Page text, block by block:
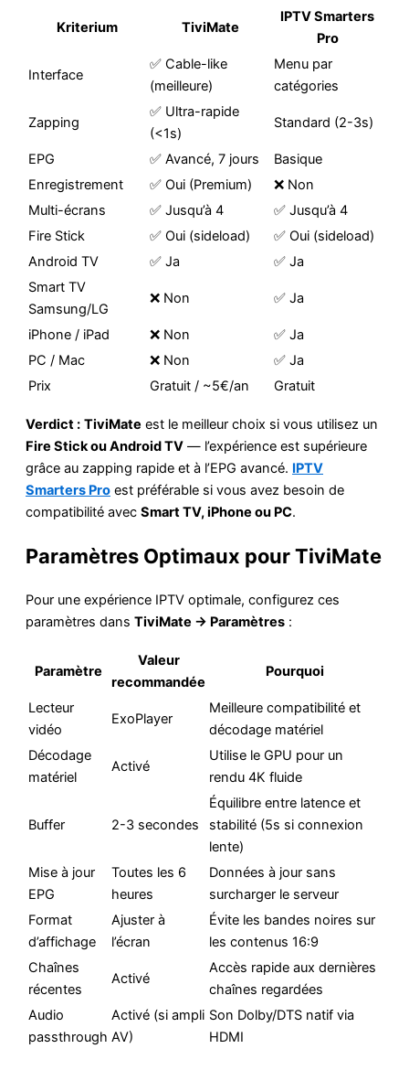
Kriterium TiviMate
IPTV Smarters
Pro
Interface
✅ Cable-like
(meilleure)
Menu par
catégories
Zapping
✅ Ultra-rapide
(<1s)
Standard (2-3s)
EPG ✅ Avancé, 7 jours
Basique
Enregistrement
✅ Oui (Premium)
❌ Non
Multi-écrans
✅ Jusqu’à 4
✅ Jusqu’à 4
Fire Stick
✅ Oui (sideload)
✅ Oui (sideload)
Android TV
✅ Ja
✅ Ja
Smart TV
Samsung/LG
❌ Non ✅ Ja
iPhone / iPad ❌ Non
✅ Ja
PC / Mac
❌ Non
✅ Ja
Prix
Gratuit / ~5€/an Gratuit
Verdict : TiviMate est le meilleur choix si vous utilisez un
Fire Stick ou Android TV — l’expérience est supérieure
grâce au zapping rapide et à l’EPG avancé. IPTV
Smarters Pro est préférable si vous avez besoin de
compatibilité avec Smart TV, iPhone ou PC.
Paramètres Optimaux pour TiviMate
Pour une expérience IPTV optimale, configurez ces
paramètres dans TiviMate → Paramètres :
Paramètre
Valeur
recommandée
Pourquoi
Lecteur
vidéo
ExoPlayer
Meilleure compatibilité et
décodage matériel
Décodage
matériel
Activé
Utilise le GPU pour un
rendu 4K fluide
Buffer 2-3 secondes
Équilibre entre latence et
stabilité (5s si connexion
lente)
Mise à jour
EPG
Toutes les 6
heures
Données à jour sans
surcharger le serveur
Format
d’affichage
Ajuster à
l’écran
Évite les bandes noires sur
les contenus 16:9
Chaînes
récentes
Activé
Accès rapide aux dernières
chaînes regardées
Audio
passthrough
Activé (si ampli
AV)
Son Dolby/DTS natif via
HDMI